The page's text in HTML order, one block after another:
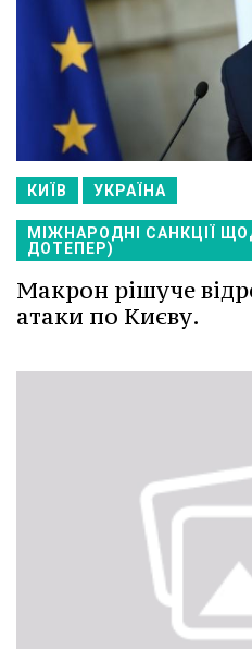
КИЇВ УКРАЇНА
МІЖНАРОДНІ САНКЦІЇ
ДОТЕПЕР)
Макрон рішуче
атаки по Києву.